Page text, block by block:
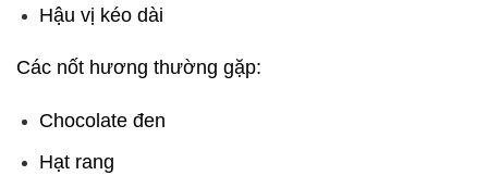
Hậu vị kéo dài
Các nốt hương thường gặp:
Chocolate đen
Hạt rang